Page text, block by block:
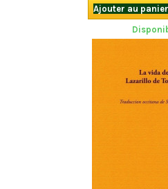
traductions plus ou moins fidèles,
Ajouter au panier